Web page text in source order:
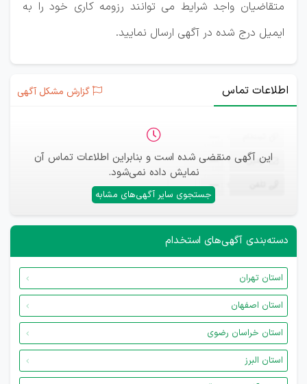
متقاضیان واجد شرایط می توانند رزومه کاری خود را به
ایمیل درج شده در آگهی ارسال نمایید.
اطلاعات تماس گزارش مشکل آگهی
این آگهی منقضی شده است و بنابراین اطلاعات تماس آن
نمایش داده نمی‌شود.
جستجوی سایر آگهی‌های مشابه
ایمیل —
—
دسته‌بندی آگهی‌های استخدام
استان تهران
استان اصفهان
استان خراسان رضوی
استان البرز